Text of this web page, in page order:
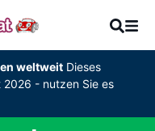
weltweitDieses
- nutzen Sie es